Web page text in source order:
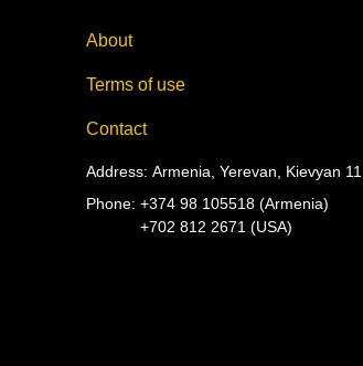
About
Terms of use
Contact
Address: Armenia, Yerevan, Kievyan 11
Phone: +374 98 105518 (Armenia)
+702 812 2671 (USA)